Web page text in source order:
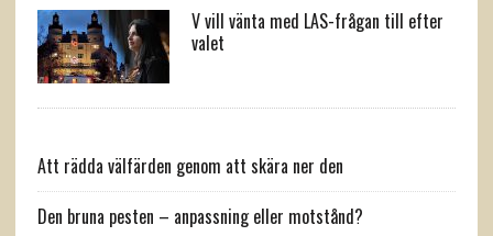
V vill vänta med LAS-frågan till efter
valet
Att rädda välfärden genom att skära ner den
Den bruna pesten – anpassning eller motstånd?